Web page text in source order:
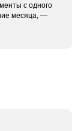
с одного
месяца, —